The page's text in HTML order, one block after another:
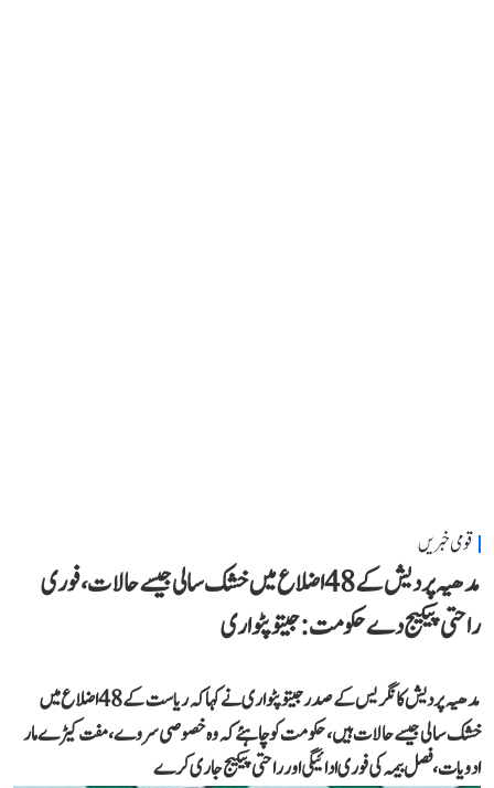
قومی خبریں
مدھیہ پردیش کے 48 اضلاع میں خشک سالی جیسے حالات، فوری
راحتی پیکیج دے حکومت: جیتو پٹواری
مدھیہ پردیش کانگریس کے صدر جیتو پٹواری نے کہا کہ ریاست کے 48 اضلاع میں
خشک سالی جیسے حالات ہیں، حکومت کو چاہئے کہ وہ خصوصی سروے، مفت کیڑے مار
ادویات، فصل بیمہ کی فوری ادائیگی اور راحتی پیکیج جاری کرے